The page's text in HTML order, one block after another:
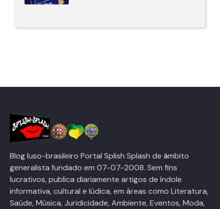
Blog luso-brasileiro Portal Splish Splash de âmbito
generalista fundado em 07-07-2008. Sem fins
lucrativos, publica diariamente artigos de índole
informativa, cultural e lúdica, em áreas como Literatura,
Saúde, Música, Juridicidade, Ambiente, Eventos, Moda,